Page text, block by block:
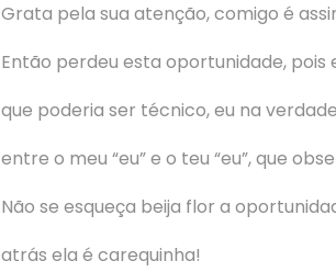
Grata pela sua atenção, comigo é
Então perdeu esta oportunidade, pois
que poderia ser técnico, eu na
entre o meu “eu” e o teu “eu”, que
Não se esqueça beija flor a
atrás ela é carequinha!